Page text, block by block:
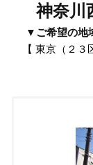
神奈川
▼ご希望の地
【 東京（２３